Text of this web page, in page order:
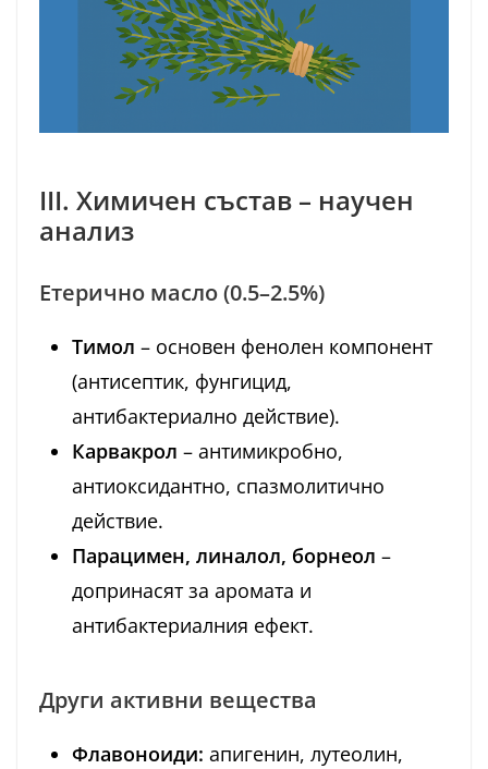
III. Химичен състав – научен
анализ
Етерично масло (0.5–2.5%)
Тимол – основен фенолен компонент
(антисептик, фунгицид,
антибактериално действие).
Карвакрол – антимикробно,
антиоксидантно, спазмолитично
действие.
Парацимен, линалол, борнеол –
допринасят за аромата и
антибактериалния ефект.
Други активни вещества
Флавоноиди: апигенин, лутеолин,